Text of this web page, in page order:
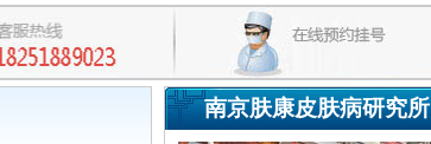
南京肤康皮肤病研究所